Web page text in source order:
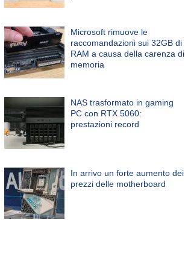
Microsoft rimuove le
raccomandazioni sui 32GB di
RAM a causa della carenza di
memoria
NAS trasformato in gaming
PC con RTX 5060:
prestazioni record
In arrivo un forte aumento dei
prezzi delle motherboard